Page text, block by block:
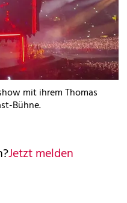
mit ihrem Thomas
Bühne.
Jetzt melden